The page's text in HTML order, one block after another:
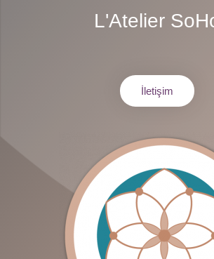
L'Atelier
İletişim